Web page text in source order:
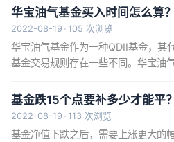
qdii基金遵循以下规则：t日买入提交
华宝油气基金买入时间怎么算？
2022-08-19 · 105 次浏览
华宝油气基金作为一种QDII基金，其
基金交易规则存在一些不同。华宝油
日净值更新之后，投资者可以查看盈
基金跌15个点要补多少才能平？
2022-08-19 · 113 次浏览
基金净值下跌之后，需要上涨更大的